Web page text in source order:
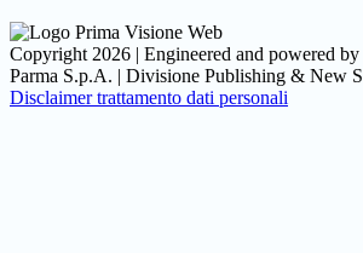
Copyright 2026 | Engineered and powered
Parma S.p.A. | Divisione Publishing & New
Disclaimer trattamento dati personali